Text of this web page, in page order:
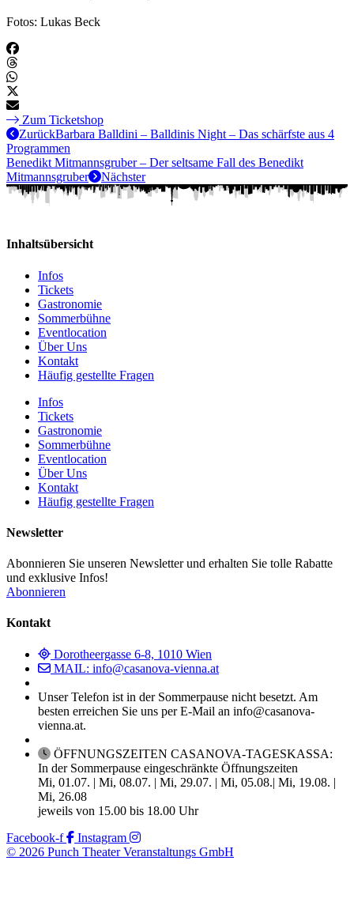
Fotos: Lukas Beck
Zum Ticketshop
ZurückBarbara Balldini – Balldinis Night – Das schärfste aus 4
Programmen
Benedikt Mitmannsgruber – Der seltsame Fall des Benedikt
Mitmannsgruber
Nächster
Inhaltsübersicht
Infos
Tickets
Gastronomie
Sommerbühne
Eventlocation
Über Uns
Kontakt
Häufig gestellte Fragen
Infos
Tickets
Gastronomie
Sommerbühne
Eventlocation
Über Uns
Kontakt
Häufig gestellte Fragen
Newsletter
Abonnieren Sie unseren Newsletter und erhalten Sie tolle Rabatte
und exklusive Infos!
Abonnieren
Kontakt
Dorotheergasse 6-8, 1010 Wien
MAIL: info@casanova-vienna.at
Unser Telefon ist in der Sommerpause nicht besetzt. Am
besten erreichen Sie uns per E-Mail an info@casanova-
vienna.at.
ÖFFNUNGSZEITEN CASANOVA-TAGESKASSA:
In der Sommerpause eingeschränkte Öffnungszeiten
Mi, 01.07. | Mi, 08.07. | Mi, 29.07. | Mi, 05.08.| Mi, 19.08. |
Mi, 26.08
jeweils von 15.00 bis 18.00 Uhr
Facebook-f
Instagram
© 2026 Punch Theater Veranstaltungs GmbH